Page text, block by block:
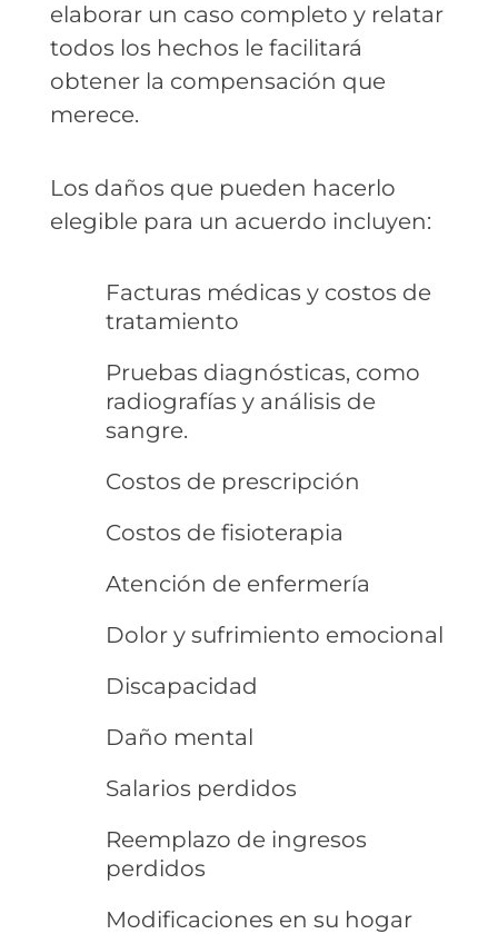
elaborar un caso completo y relatar
todos los hechos le facilitará
obtener la compensación que
merece.
Los daños que pueden hacerlo
elegible para un acuerdo incluyen:
Facturas médicas y costos de
tratamiento
Pruebas diagnósticas, como
radiografías y análisis de
sangre.
Costos de prescripción
Costos de fisioterapia
Atención de enfermería
Dolor y sufrimiento emocional
Discapacidad
Daño mental
Salarios perdidos
Reemplazo de ingresos
perdidos
Modificaciones en su hogar